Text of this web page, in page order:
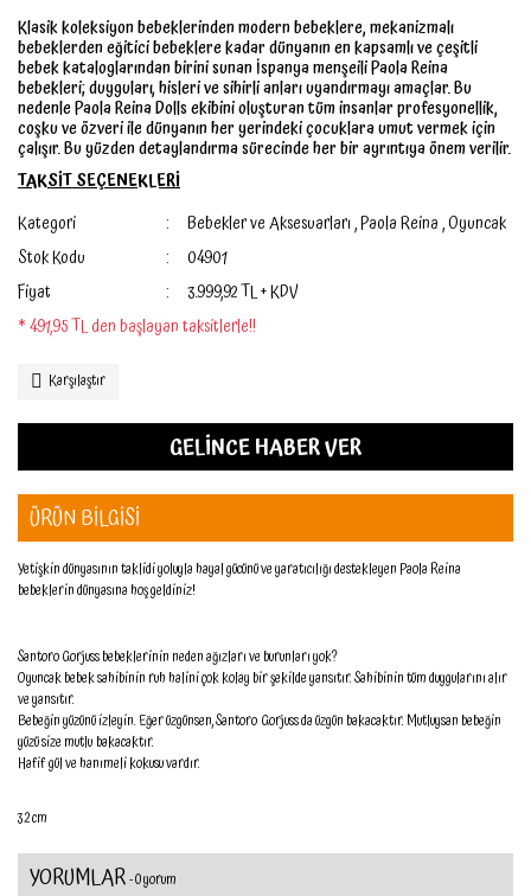
Klasik koleksiyon bebeklerinden modern bebeklere, mekanizmalı
bebeklerden eğitici bebeklere kadar dünyanın en kapsamlı ve çeşitli
bebek kataloglarından birini sunan İspanya menşeili Paola Reina
bebekleri; duyguları, hisleri ve sihirli anları uyandırmayı amaçlar. Bu
nedenle Paola Reina Dolls ekibini oluşturan tüm insanlar profesyonellik,
coşku ve özveri ile dünyanın her yerindeki çocuklara umut vermek için
çalışır. Bu yüzden detaylandırma sürecinde her bir ayrıntıya önem verilir.
TAKSİT SEÇENEKLERİ
Kategori
Bebekler ve Aksesuarları,Paola Reina,Oyuncak
Stok Kodu
04901
Fiyat
3.999,92 TL + KDV
* 491,95 TL den başlayan taksitlerle!!
Karşılaştır
GELİNCE HABER VER
ÜRÜN BİLGİSİ
Yetişkin dünyasının taklidi yoluyla hayal gücünü ve yaratıcılığı destekleyen Paola Reina
bebeklerin dünyasına hoş geldiniz!
Santoro Gorjuss bebeklerinin neden ağızları ve burunları yok?
Oyuncak bebek sahibinin ruh halini çok kolay bir şekilde yansıtır. Sahibinin tüm duygularını alır
ve yansıtır.
Bebeğin yüzünü izleyin. Eğer üzgünsen, Santoro Gorjuss da üzgün bakacaktır. Mutluysan bebeğin
yüzü size mutlu bakacaktır.
Hafif gül ve hanımeli kokusu vardır.
32 cm
YORUMLAR- 0 yorum